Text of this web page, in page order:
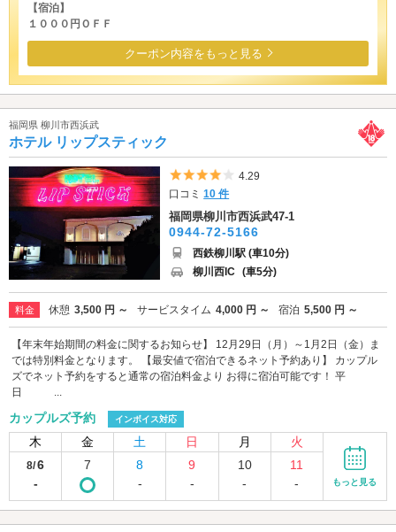
【宿泊】
１０００円ＯＦＦ
クーポン内容をもっと見る
福岡県 柳川市西浜武
ホテル リップスティック
5つ星のうち4
4.29
口コミ10 件
福岡県柳川市西浜武47-1
0944-72-5166
西鉄柳川駅 (車10分)
柳川西IC (車5分)
料金 休憩 3,500 円 ～ サービスタイム 4,000 円 ～ 宿泊 5,500 円 ～
【年末年始期間の料金に関するお知らせ】 12月29日（月）～1月2日（金）ま
では特別料金となります。 【最安値で宿泊できるネット予約あり】 カップル
ズでネット予約をすると通常の宿泊料金より お得に宿泊可能です！ 平
日 ...
カップルズ予約 インボイス対応
木 金 土 日 月 火
8/6
-
7
8
-
9
-
10
-
11
-
もっと見る